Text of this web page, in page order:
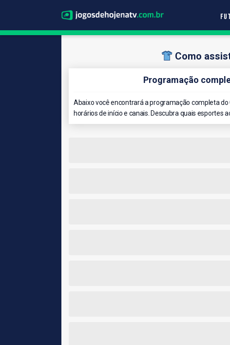
Como
Programação
Abaixo você encontrará a programação completa
horários de início e canais. Descubra quais esportes